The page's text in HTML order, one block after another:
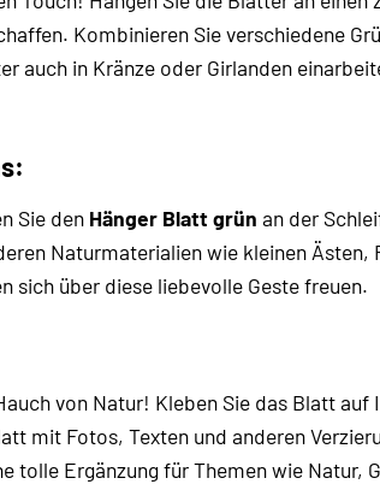
Kombinieren Sie verschiedene
auch in Kränze oder Girlanden
Sie den Hänger Blatt grün an der
Naturmaterialien wie kleinen
sich über diese liebevolle Geste freuen.
von Natur! Kleben Sie das Blatt
mit Fotos, Texten und anderen
tolle Ergänzung für Themen wie Natur,